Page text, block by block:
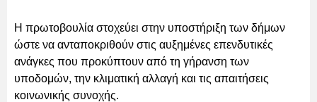
Η πρωτοβουλία στοχεύει στην υποστήριξη των δήμων
ώστε να ανταποκριθούν στις αυξημένες επενδυτικές
ανάγκες που προκύπτουν από τη γήρανση των
υποδομών, την κλιματική αλλαγή και τις απαιτήσεις
κοινωνικής συνοχής.